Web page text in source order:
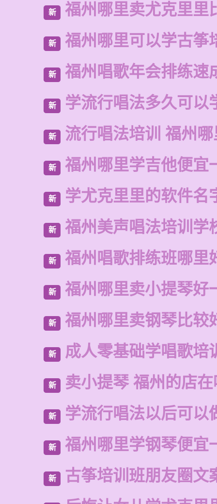
新 福州哪里卖尤克里里
新 福州哪里可以学古筝
新 福州唱歌年会排练速
新 学流行唱法多久可以
新 流行唱法培训 福州
新 福州哪里学吉他便宜
新 学尤克里里的软件名
新 福州美声唱法培训学
新 福州唱歌排练班哪里
新 福州哪里卖小提琴好
新 福州哪里卖钢琴比较
新 成人零基础学唱歌培
新 卖小提琴 福州的店
新 学流行唱法以后可以
新 福州哪里学钢琴便宜
新 古筝培训班朋友圈文